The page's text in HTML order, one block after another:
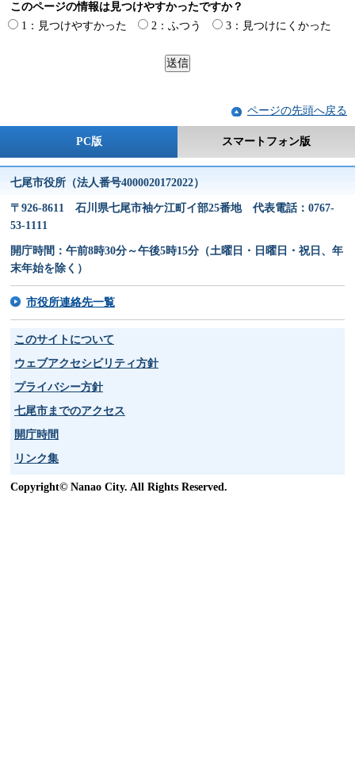
このページの情報は見つけやすかったですか？
1：見つけやすかった
2：ふつう 3：見つけにくかった
ページの先頭へ戻る
PC版 スマートフォン版
七尾市役所（法人番号4000020172022）
〒926-8611 石川県七尾市袖ケ江町イ部25番地 代表電話：0767-
53-1111
開庁時間：午前8時30分～午後5時15分（土曜日・日曜日・祝日、年
末年始を除く）
市役所連絡先一覧
このサイトについて
ウェブアクセシビリティ方針
プライバシー方針
七尾市までのアクセス
開庁時間
リンク集
Copyright© Nanao City. All Rights Reserved.